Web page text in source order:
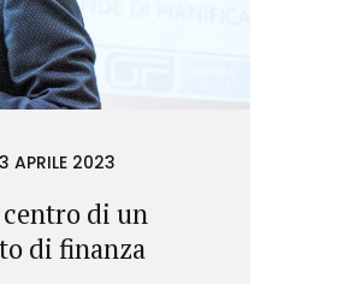
APRILE 2023
di un
di finanza